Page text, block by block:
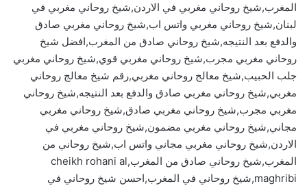
المغرب,شيخ روحاني مغربي في الاردن,شيخ روحاني مغربي في
لبنان,شيخ روحاني مغربي واتس اب,شيخ روحاني مغربي صادق
والدفع بعد النتيجه,شيخ روحاني صادق من المغرب,افضل شيخ
روحاني مغربي مجرب,شيخ روحاني مغربي قوي,شيخ روحاني مغربي
جلب الحبيب,شيخ معالج روحاني مغربي,رقم شيخ معالج روحاني
مغربي,شيخ روحاني مغربي صادق والدفع بعد النتيجه,شيخ روحاني
مغربي مجرب,شيخ روحاني مغربي صادق,شيخ روحاني مغربي
مجاني,شيخ روحاني مغربي مضمون,شيخ روحاني مغربي في
الاردن,شيخ روحاني مغربي مجاني واتس اب,شيخ روحاني من
المغرب,شيخ روحاني صادق من المغرب,cheikh rohani al
maghribi,شيخ روحاني في المغرب,احسن شيخ روحاني في